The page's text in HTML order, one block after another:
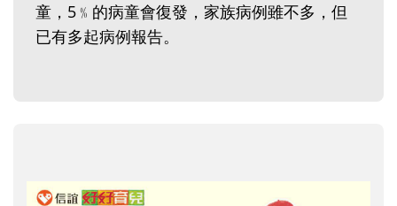
童，5﹪的病童會復發，家族病例雖不多，但
已有多起病例報告。